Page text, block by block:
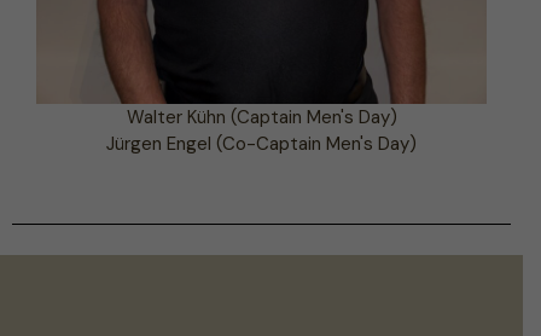
Walter Kühn (Captain Men's Day)
Jürgen Engel (Co-Captain Men's Day)